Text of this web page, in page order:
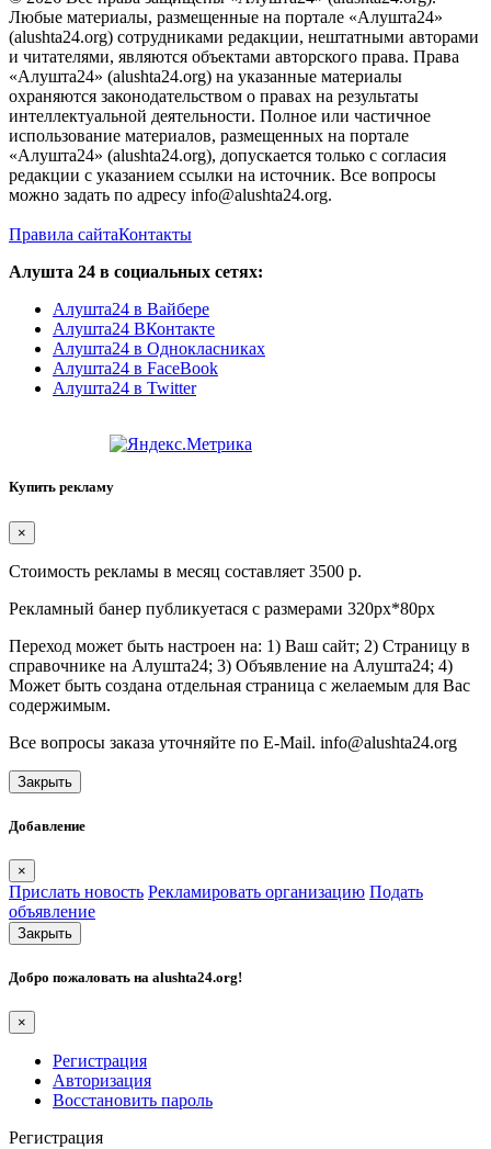
Любые материалы, размещенные на портале «Алушта24»
(alushta24.org) сотрудниками редакции, нештатными авторами
и читателями, являются объектами авторского права. Права
«Алушта24» (alushta24.org) на указанные материалы
охраняются законодательством о правах на результаты
интеллектуальной деятельности. Полное или частичное
использование материалов, размещенных на портале
«Алушта24» (alushta24.org), допускается только с согласия
редакции с указанием ссылки на источник. Все вопросы
можно задать по адресу info@alushta24.org.
Правила сайтаКонтакты
Алушта 24 в социальных сетях:
Алушта24 в Вайбере
Алушта24 ВКонтакте
Алушта24 в Однокласниках
Алушта24 в FaceBook
Алушта24 в Twitter
Купить рекламу
×
Стоимость рекламы в месяц составляет 3500 р.
Рекламный банер публикуетася с размерами 320px*80px
Переход может быть настроен на: 1) Ваш сайт; 2) Страницу в
справочнике на Алушта24; 3) Объявление на Алушта24; 4)
Может быть создана отдельная страница с желаемым для Вас
содержимым.
Все вопросы заказа уточняйте по E-Mail. info@alushta24.org
Закрыть
Добавление
×
Прислать новость Рекламировать организацию Подать
объявление
Закрыть
Добро пожаловать на alushta24.org!
×
Регистрация
Авторизация
Восстановить пароль
Регистрация